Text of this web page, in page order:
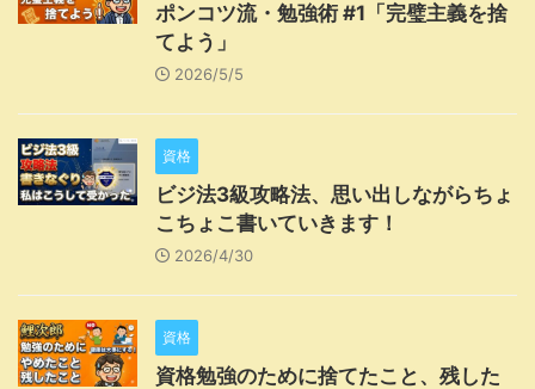
ポンコツ流・勉強術 #1「完璧主義を捨
てよう」
2026/5/5
資格
ビジ法3級攻略法、思い出しながらちょ
こちょこ書いていきます！
2026/4/30
資格
資格勉強のために捨てたこと、残した